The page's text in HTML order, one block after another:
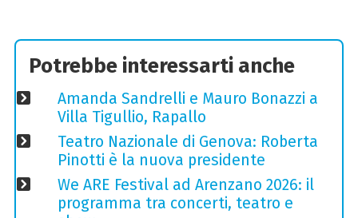
Potrebbe interessarti anche
Amanda Sandrelli e Mauro Bonazzi a
Villa Tigullio, Rapallo
Teatro Nazionale di Genova: Roberta
Pinotti è la nuova presidente
We ARE Festival ad Arenzano 2026: il
programma tra concerti, teatro e